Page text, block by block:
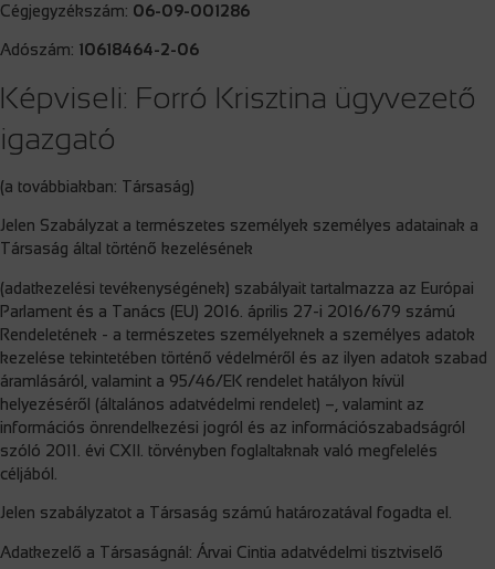
Cégjegyzékszám: 06-09-001286
Adószám: 10618464-2-06
Képviseli: Forró Krisztina ügyvezető
igazgató
(a továbbiakban: Társaság)
Jelen Szabályzat a természetes személyek személyes adatainak a
Társaság által történő kezelésének
(adatkezelési tevékenységének) szabályait tartalmazza az Európai
Parlament és a Tanács (EU) 2016. április 27-i 2016/679 számú
Rendeletének - a természetes személyeknek a személyes adatok
kezelése tekintetében történő védelméről és az ilyen adatok szabad
áramlásáról, valamint a 95/46/EK rendelet hatályon kívül
helyezéséről (általános adatvédelmi rendelet) –, valamint az
információs önrendelkezési jogról és az információszabadságról
szóló 2011. évi CXII. törvényben foglaltaknak való megfelelés
céljából.
Jelen szabályzatot a Társaság számú határozatával fogadta el.
Adatkezelő a Társaságnál: Árvai Cintia adatvédelmi tisztviselő